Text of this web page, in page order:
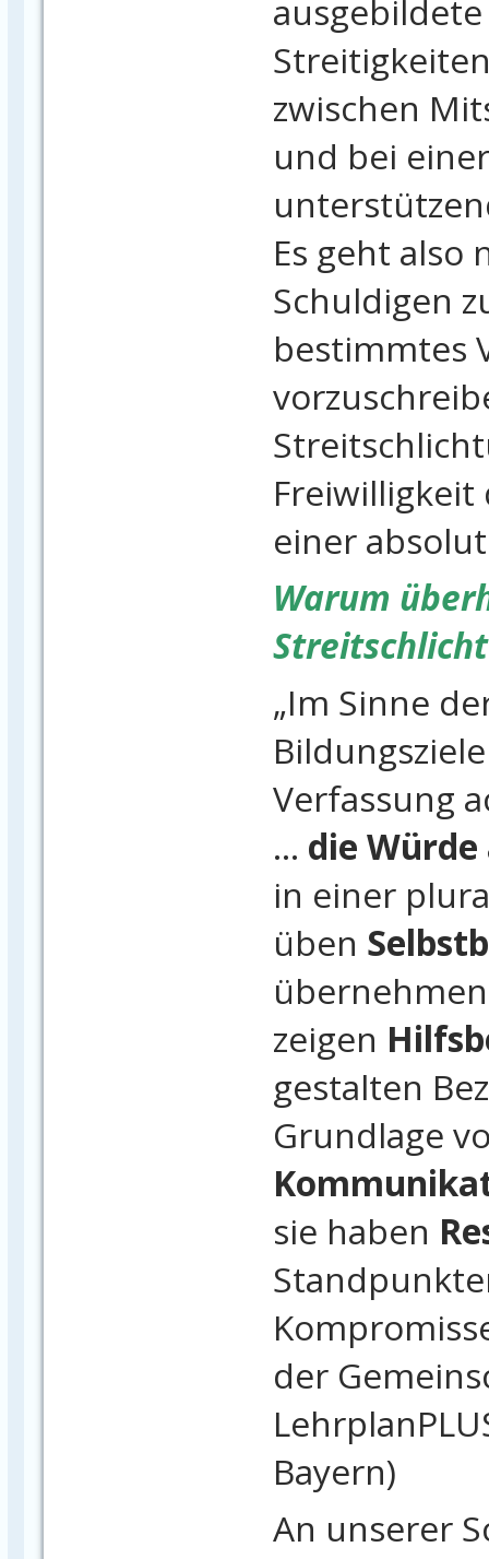
zwischen
und bei
Es geht also
Schuldigen
bestimmtes
einer
Warum
„Im Sinne
Verfassung
... die
in einer
üben
zeigen
gestalten
Grundlage
sie haben
der
Bayern)
An unserer